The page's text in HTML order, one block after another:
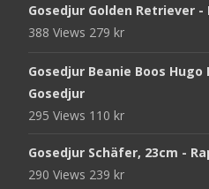
Gosedjur Golden Retriever -
388 Views 279 kr
Gosedjur Beanie Boos Hugo
Gosedjur
295 Views 110 kr
Gosedjur Schäfer, 23cm -
290 Views 239 kr